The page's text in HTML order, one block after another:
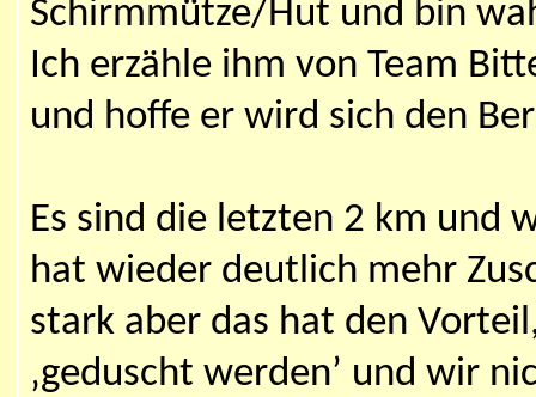
Schirmmütze/Hut und bin
Ich erzähle ihm von Team
und hoffe er wird sich den
Es sind die letzten 2 km und
hat wieder deutlich mehr
stark aber das hat den
‚geduscht werden’ und wir